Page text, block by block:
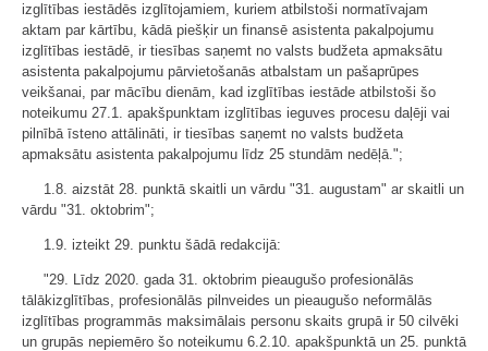
izglītības iestādēs izglītojamiem, kuriem atbilstoši normatīvajam
aktam par kārtību, kādā piešķir un finansē asistenta pakalpojumu
izglītības iestādē, ir tiesības saņemt no valsts budžeta apmaksātu
asistenta pakalpojumu pārvietošanās atbalstam un pašaprūpes
veikšanai, par mācību dienām, kad izglītības iestāde atbilstoši šo
noteikumu 27.1. apakšpunktam izglītības ieguves procesu daļēji vai
pilnībā īsteno attālināti, ir tiesības saņemt no valsts budžeta
apmaksātu asistenta pakalpojumu līdz 25 stundām nedēļā.";
1.8. aizstāt 28. punktā skaitli un vārdu "31. augustam" ar skaitli un
vārdu "31. oktobrim";
1.9. izteikt 29. punktu šādā redakcijā:
"29. Līdz 2020. gada 31. oktobrim pieaugušo profesionālās
tālākizglītības, profesionālās pilnveides un pieaugušo neformālās
izglītības programmās maksimālais personu skaits grupā ir 50 cilvēki
un grupās nepiemēro šo noteikumu 6.2.10. apakšpunktā un 25. punktā